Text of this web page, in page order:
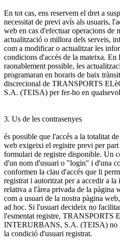
En tot cas, ens reservem el dret a
necessitat de previ avís als usuaris,
web en cas d'efectuar operacions de
actualització o millora dels serveis,
com a modificar o actualitzar les
condicions d'accés de la mateixa. En
raonablement possible, les
programaran en horaris de baix
discrecional de TRANSPORTS
S.A. (TEISA) per fer-ho en
3. Us de les contrasenyes
és possible que l'accés a la totalitat
web exigeixi el registre previ per part
formulari de registre disponible. Un
d'un nom d'usuari o "login" i d'una
conformen la clau d'accés que li
registrat i autoritzat per a accedir a
relativa a l'àrea privada de la pàgina
com a usuari de la nostra pàgina
ad hoc. Si l'usuari decideix no
l'esmentat registre, TRANSPORTS
INTERURBANS, S.A. (TEISA) no
la condició d'usuari registrat.